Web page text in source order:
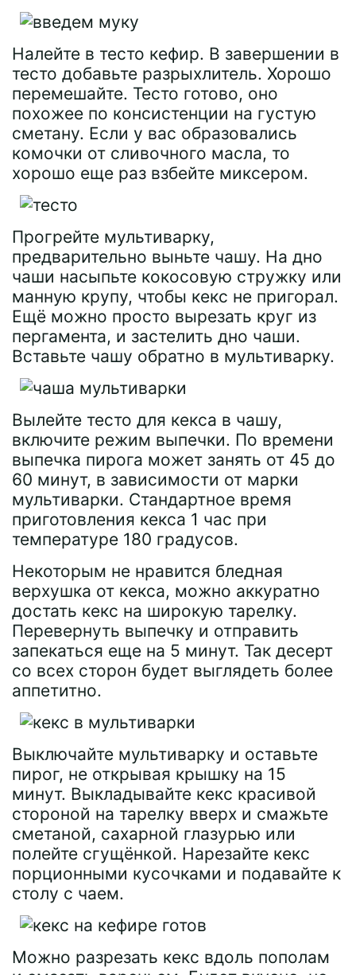
Налейте в тесто кефир. В завершении в
тесто добавьте разрыхлитель. Хорошо
перемешайте. Тесто готово, оно
похожее по консистенции на густую
сметану. Если у вас образовались
комочки от сливочного масла, то
хорошо еще раз взбейте миксером.
Прогрейте мультиварку,
предварительно выньте чашу. На дно
чаши насыпьте кокосовую стружку или
манную крупу, чтобы кекс не пригорал.
Ещё можно просто вырезать круг из
пергамента, и застелить дно чаши.
Вставьте чашу обратно в мультиварку.
Вылейте тесто для кекса в чашу,
включите режим выпечки. По времени
выпечка пирога может занять от 45 до
60 минут, в зависимости от марки
мультиварки. Стандартное время
приготовления кекса 1 час при
температуре 180 градусов.
Некоторым не нравится бледная
верхушка от кекса, можно аккуратно
достать кекс на широкую тарелку.
Перевернуть выпечку и отправить
запекаться еще на 5 минут. Так десерт
со всех сторон будет выглядеть более
аппетитно.
Выключайте мультиварку и оставьте
пирог, не открывая крышку на 15
минут. Выкладывайте кекс красивой
стороной на тарелку вверх и смажьте
сметаной, сахарной глазурью или
полейте сгущёнкой. Нарезайте кекс
порционными кусочками и подавайте к
столу с чаем.
Можно разрезать кекс вдоль пополам